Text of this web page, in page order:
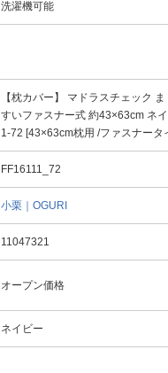
洗濯機可能
【枕カバー】 マドラスチェック
すいファスナー式 約43×63cm ネ
1-72 [43×63cm枕用 /ファスナータ
FF16111_72
小栗｜OGURI
11047321
オープン価格
ネイビー